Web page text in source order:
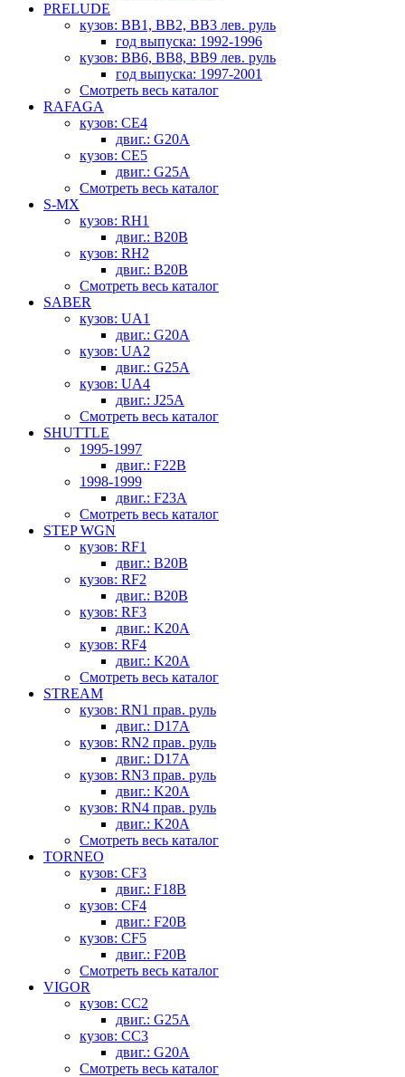
PRELUDE
кузов: BB1, BB2, BB3 лев. руль
год выпуска: 1992-1996
кузов: BB6, BB8, BB9 лев. руль
год выпуска: 1997-2001
Смотреть весь каталог
RAFAGA
кузов: CE4
двиг.: G20A
кузов: CE5
двиг.: G25A
Смотреть весь каталог
S-MX
кузов: RH1
двиг.: B20B
кузов: RH2
двиг.: B20B
Смотреть весь каталог
SABER
кузов: UA1
двиг.: G20A
кузов: UA2
двиг.: G25A
кузов: UA4
двиг.: J25A
Смотреть весь каталог
SHUTTLE
1995-1997
двиг.: F22B
1998-1999
двиг.: F23A
Смотреть весь каталог
STEP WGN
кузов: RF1
двиг.: B20B
кузов: RF2
двиг.: B20B
кузов: RF3
двиг.: K20A
кузов: RF4
двиг.: K20A
Смотреть весь каталог
STREAM
кузов: RN1 прав. руль
двиг.: D17A
кузов: RN2 прав. руль
двиг.: D17A
кузов: RN3 прав. руль
двиг.: K20A
кузов: RN4 прав. руль
двиг.: K20A
Смотреть весь каталог
TORNEO
кузов: CF3
двиг.: F18B
кузов: CF4
двиг.: F20B
кузов: CF5
двиг.: F20B
Смотреть весь каталог
VIGOR
кузов: CC2
двиг.: G25A
кузов: CC3
двиг.: G20A
Смотреть весь каталог